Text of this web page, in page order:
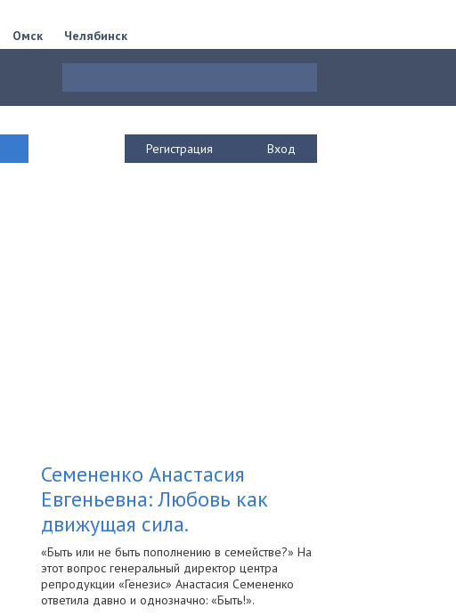
Омск Челябинск
Регистрация Вход
Семененко Анастасия
Евгеньевна: Любовь как
движущая сила.
«Быть или не быть пополнению в семействе?» На
этот вопрос генеральный директор центра
репродукции «Генезис» Анастасия Семененко
ответила давно и однозначно: «Быть!».